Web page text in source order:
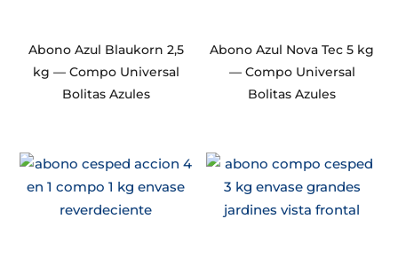
Abono Azul Blaukorn 2,5
kg — Compo Universal
Bolitas Azules
Abono Azul Nova Tec 5 kg
— Compo Universal
Bolitas Azules